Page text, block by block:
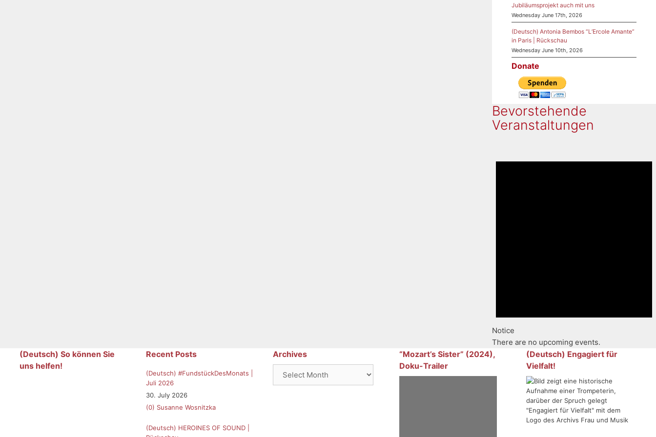
Jubiläumsprojekt auch mit uns
Wednesday June 17th, 2026
(Deutsch) Antonia Bembos “L’Ercole Amante”
in Paris | Rückschau
Wednesday June 10th, 2026
Donate
Bevorstehende
Veranstaltungen
Notice
There are no upcoming events.
(Deutsch) So können Sie
uns helfen!
Recent Posts
(Deutsch) #FundstückDesMonats |
Juli 2026
30. July 2026
(0) Susanne Wosnitzka
(Deutsch) HEROINES OF SOUND |
Archives
“Mozart’s Sister” (2024),
Doku-Trailer
(Deutsch) Engagiert für
Vielfalt!